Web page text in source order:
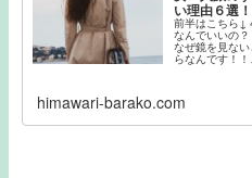
い理由６選
前半はこちら↓
なんでいいの？
なぜ鏡を見な
らなんです！
himawari-barako.com